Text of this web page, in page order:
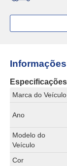
Especificações
Marca do Veículo
Ano
Modelo do
Veículo
Cor